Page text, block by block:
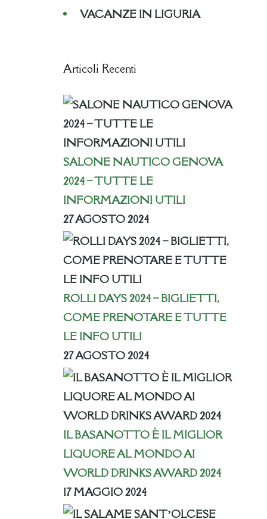
VACANZE IN LIGURIA
Articoli Recenti
SALONE NAUTICO GENOVA
2024 – TUTTE LE
INFORMAZIONI UTILI
27 AGOSTO 2024
ROLLI DAYS 2024 – BIGLIETTI,
COME PRENOTARE E TUTTE
LE INFO UTILI
27 AGOSTO 2024
IL BASANOTTO È IL MIGLIOR
LIQUORE AL MONDO AI
WORLD DRINKS AWARD 2024
17 MAGGIO 2024